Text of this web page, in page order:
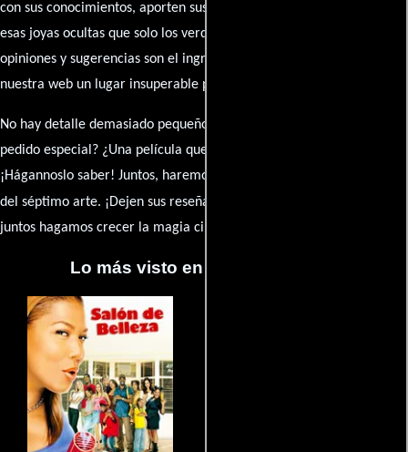
con sus conocimientos, aporten sus descubrimientos y compartan
esas joyas ocultas que solo los verdaderos fanáticos conocen. Sus
opiniones y sugerencias son el ingrediente secreto que hará de
nuestra web un lugar insuperable para los amantes del celuloide.
No hay detalle demasiado pequeño ni opinión insignificante. ¿Algún
pedido especial? ¿Una película que sueñas con ver reseñada?
¡Hágannoslo saber! Juntos, haremos de esta comunidad el epicentro
del séptimo arte. ¡Dejen sus reseña en la
juntos hagamos crecer la magia cinematográfica!
Lo más visto en Cineyseries.net